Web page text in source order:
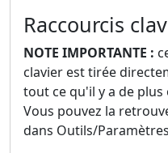
Raccourcis
NOTE IMPORTANTE :
clavier est tirée
tout ce qu'il y a de plus
Vous pouvez la
dans Outils/